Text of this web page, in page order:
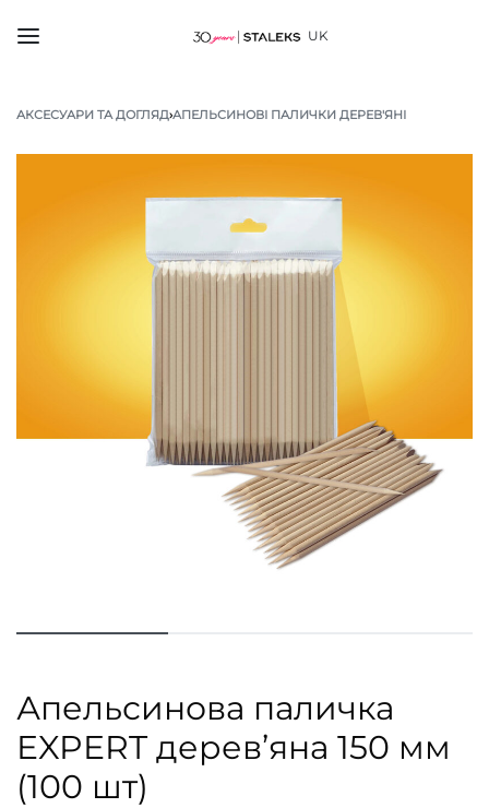
UK
АКСЕСУАРИ ТА ДОГЛЯД›АПЕЛЬСИНОВІ ПАЛИЧКИ ДЕРЕВ'ЯНІ
Апельсинова паличка
EXPERT дерев’яна 150 мм
(100 шт)